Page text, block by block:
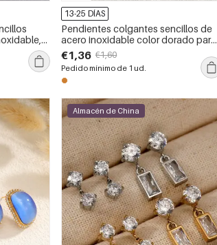
y
para
13-25 DÍAS
Pendientes colgantes sencillos de
acero inoxidable color dorado para
mujer.
€1,36 €1,60
Pedido mínimo de 1 ud.
Almacén de China